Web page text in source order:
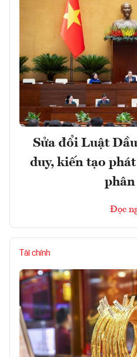
Sửa đổi Luật
duy, kiến tạo
phân
Đọc
Tài chính